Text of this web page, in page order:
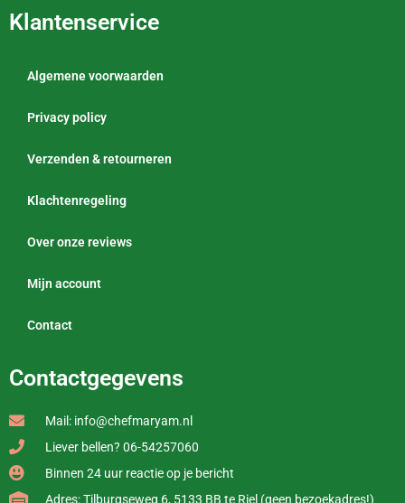
Klantenservice
Algemene voorwaarden
Privacy policy
Verzenden & retourneren
Klachtenregeling
Over onze reviews
Mijn account
Contact
Contactgegevens
Mail: info@chefmaryam.nl
Liever bellen? 06-54257060
Binnen 24 uur reactie op je bericht
Adres: Tilburgseweg 6, 5133 BB te Riel (geen bezoekadres!)